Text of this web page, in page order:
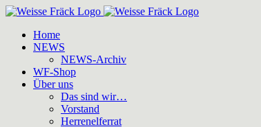
Zum
springenHome
NEWS
NEWS-Archiv
WF-Shop
Über uns
Das sind wir…
Vorstand
Herrenelferrat